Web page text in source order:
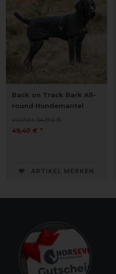
Back on Track Bark All-
round Hundemantel
vorher 54,90 €
49,40 € *
ARTIKEL MERKEN